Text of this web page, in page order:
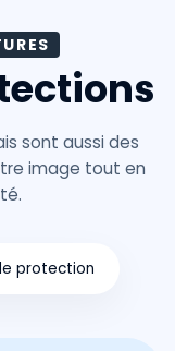
sont aussi des
image tout en
protection